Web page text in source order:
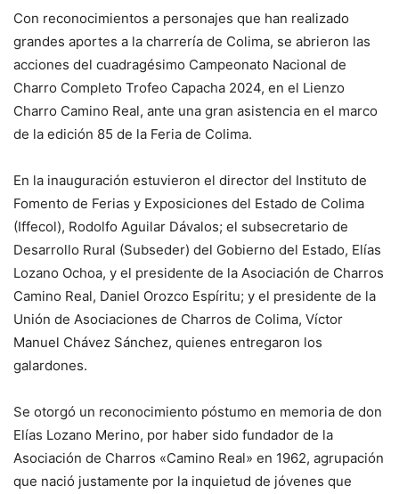
Con reconocimientos a personajes que han realizado
grandes aportes a la charrería de Colima, se abrieron las
acciones del cuadragésimo Campeonato Nacional de
Charro Completo Trofeo Capacha 2024, en el Lienzo
Charro Camino Real, ante una gran asistencia en el marco
de la edición 85 de la Feria de Colima.
En la inauguración estuvieron el director del Instituto de
Fomento de Ferias y Exposiciones del Estado de Colima
(Iffecol), Rodolfo Aguilar Dávalos; el subsecretario de
Desarrollo Rural (Subseder) del Gobierno del Estado, Elías
Lozano Ochoa, y el presidente de la Asociación de Charros
Camino Real, Daniel Orozco Espíritu; y el presidente de la
Unión de Asociaciones de Charros de Colima, Víctor
Manuel Chávez Sánchez, quienes entregaron los
galardones.
Se otorgó un reconocimiento póstumo en memoria de don
Elías Lozano Merino, por haber sido fundador de la
Asociación de Charros «Camino Real» en 1962, agrupación
que nació justamente por la inquietud de jóvenes que